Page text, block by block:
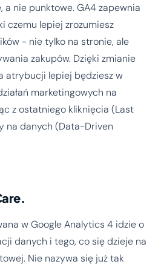
a nie punktowe. GA4 zapewnia
czemu lepiej zrozumiesz
- nie tylko na stronie, ale
zakupów. Dzięki zmianie
atrybucji lepiej będziesz w
marketingowych na
z ostatniego kliknięcia (Last
na danych (Data-Driven
w Google Analytics 4 idzie o
danych i tego, co się dzieje na
Nie nazywa się już tak